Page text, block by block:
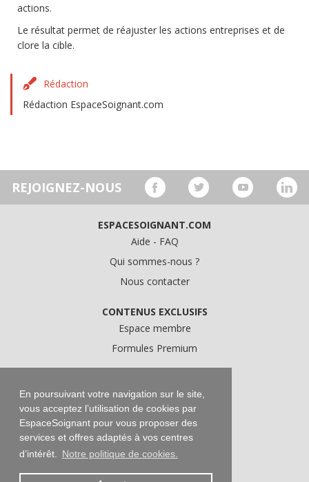
En poursuivant votre navigation sur le site,
vous acceptez l’utilisation de cookies par
EspaceSoignant pour vous proposer des
services et offres adaptés à vos centres
d’intérêt.
Notre politique de cookies.
actions.
Le résultat permet de réajuster les actions entreprises et de
clore la cible.
Rédaction
Rédaction EspaceSoignant.com
REJOIGNEZ-NOUS
ESPACESOIGNANT.COM
Aide - FAQ
Qui sommes-nous ?
Nous contacter
CONTENUS EXCLUSIFS
Espace membre
Formules Premium
Conditions Générales d'Utilisation
Données personnelles
Conditions Générales de Vente
Mentions légales